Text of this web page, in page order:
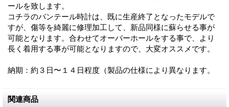
ールを致します。
コチラのパンテール時計は、既に生産終了となったモデルで
すが、傷等を綺麗に修理加工して、新品同様に蘇らせる事が
可能となります。合わせてオーバーホールをする事で、より
長く着用する事が可能となりますので、大変オススメです。
納期：約３日〜１４日程度（製品の仕様により異なります。
関連商品